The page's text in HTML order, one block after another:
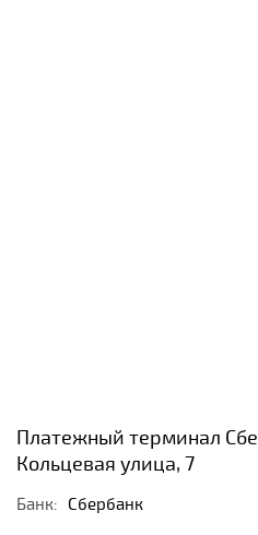
Платежный терминал
Кольцевая улица, 7
Банк: Сбербанк